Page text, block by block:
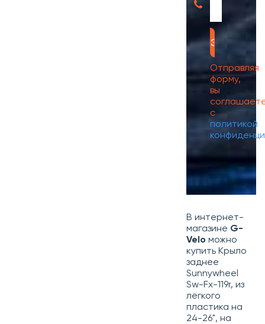
Отправляя
форму,
вы
с
политикой
В интернет-
магазине G-
Velo можно
купить Крыло
заднее
Sunnywheel
Sw-Fx-119r, из
лёгкого
пластика на
24-26", на